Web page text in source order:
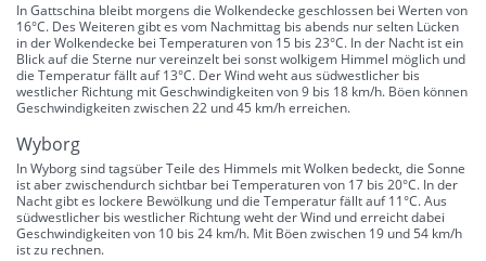
In Gattschina bleibt morgens die Wolkendecke geschlossen bei Werten von
16°C. Des Weiteren gibt es vom Nachmittag bis abends nur selten Lücken
in der Wolkendecke bei Temperaturen von 15 bis 23°C. In der Nacht ist ein
Blick auf die Sterne nur vereinzelt bei sonst wolkigem Himmel möglich und
die Temperatur fällt auf 13°C. Der Wind weht aus südwestlicher bis
westlicher Richtung mit Geschwindigkeiten von 9 bis 18 km/h. Böen können
Geschwindigkeiten zwischen 22 und 45 km/h erreichen.
Wyborg
In Wyborg sind tagsüber Teile des Himmels mit Wolken bedeckt, die Sonne
ist aber zwischendurch sichtbar bei Temperaturen von 17 bis 20°C. In der
Nacht gibt es lockere Bewölkung und die Temperatur fällt auf 11°C. Aus
südwestlicher bis westlicher Richtung weht der Wind und erreicht dabei
Geschwindigkeiten von 10 bis 24 km/h. Mit Böen zwischen 19 und 54 km/h
ist zu rechnen.